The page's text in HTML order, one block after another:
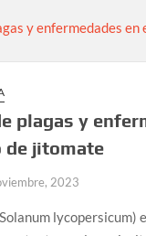
plagas y
de jitomate
2023
lycopersicum)